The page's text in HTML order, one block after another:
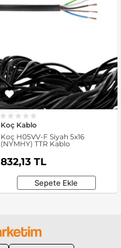
Koç Kablo
Koç H05VV-F Siyah 5x16
(NYMHY) TTR Kablo
832,13 TL
Sepete Ekle